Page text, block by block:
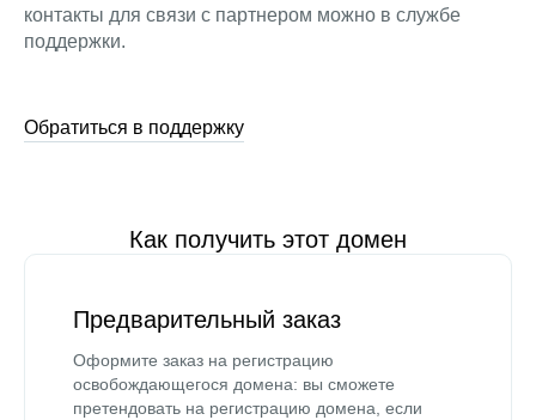
контакты для связи с партнером можно в службе
поддержки.
Обратиться в поддержку
Как получить этот домен
Предварительный заказ
Оформите заказ на регистрацию
освобождающегося домена: вы сможете
претендовать на регистрацию домена, если